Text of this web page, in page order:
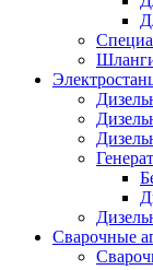
Сварочные